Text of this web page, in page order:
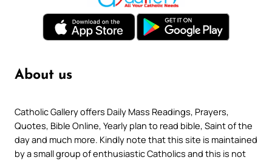
About us
Catholic Gallery offers Daily Mass Readings, Prayers,
Quotes, Bible Online, Yearly plan to read bible, Saint of the
day and much more. Kindly note that this site is maintained
by a small group of enthusiastic Catholics and this is not